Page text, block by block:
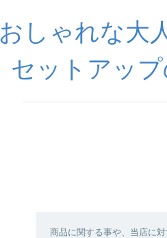
おしゃれな大
セットアップ
商品に関する事や、当店に